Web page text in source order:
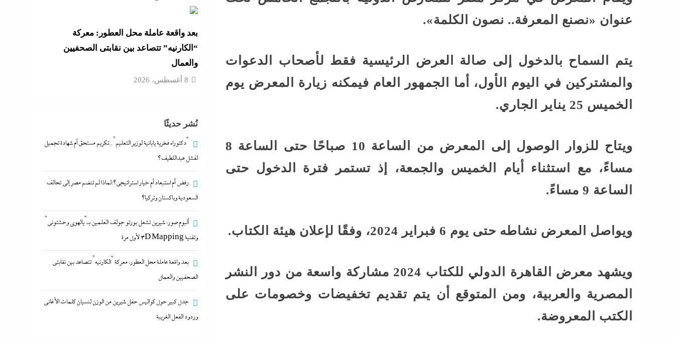
عنوان «نصنع المعرفة.. نصون الكلمة».
يتم السماح بالدخول إلى صالة العرض الرئيسية فقط لأصحاب الدعوات
والمشتركين في اليوم الأول، أما الجمهور العام فيمكنه زيارة المعرض يوم
الخميس 25 يناير الجاري.
ويتاح للزوار الوصول إلى المعرض من الساعة 10 صباحًا حتى الساعة 8
مساءً، مع استثناء أيام الخميس والجمعة، إذ تستمر فترة الدخول حتى
الساعة 9 مساءً.
ويواصل المعرض نشاطه حتى يوم 6 فبراير 2024، وفقًا لإعلان هيئة الكتاب.
ويشهد معرض القاهرة الدولي للكتاب 2024 مشاركة واسعة من دور النشر
المصرية والعربية، ومن المتوقع أن يتم تقديم تخفيضات وخصومات على
الكتب المعروضة.
بعد واقعة عاملة محل العطور: معركة
“الكارنيه” تتصاعد بين نقابتى الصحفيين
والعمال
8 أغسطس، 2026
نُشر حديثًا
“دكتوراه فخرية يابانية لوزير التعليم”..تكريم مستحق أم شهادة تجميل
لفشل عبداللطيف؟
رفض أم استبعاد أم خيار استراتيجي؟:لماذا لم تنضم مصر إلى تحالف
السعودية وباكستان وتركيا؟
ألبوم صور: شيرين تشعل بورتو جولف العلمين بـ”يالهوى وحشتونى”
وتقنية 3D Mapping لأول مرة
بعد واقعة عاملة محل العطور: معركة “الكارنيه” تتصاعد بين نقابتى
الصحفيين والعمال
جدل كبير حول كواليس حفل شيرين من الوزن لنسيان كلمات الأغانى
وردود الفعل الغريبة